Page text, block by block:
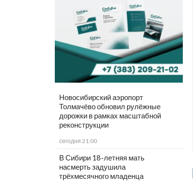
Новосибирский аэропорт
Толмачёво обновил рулёжные
дорожки в рамках масштабной
реконструкции
сегодня 21:00
В Сибири 18-летняя мать
насмерть задушила
трёхмесячного младенца